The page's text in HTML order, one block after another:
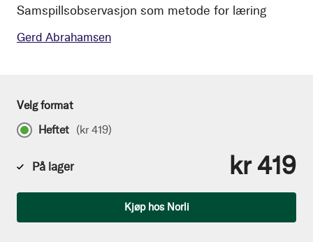
Samspillsobservasjon som metode for læring
Gerd Abrahamsen
Velg format
Heftet (kr 419)
På lager kr 419
Kjøp hos Norli